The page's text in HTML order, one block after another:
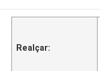
Realçar: